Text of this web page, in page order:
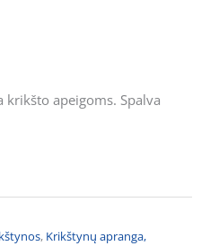
apeigoms. Spalva
, Krikštynų apranga,